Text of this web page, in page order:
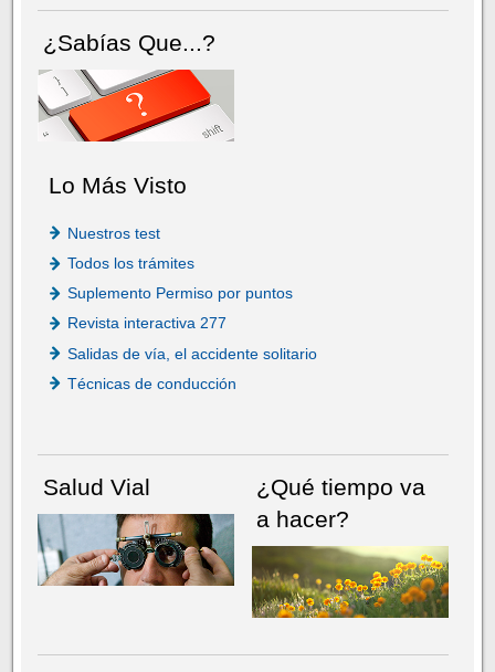
¿Sabías Que...?
Lo Más Visto
Nuestros test
Todos los trámites
Suplemento Permiso por puntos
Revista interactiva 277
Salidas de vía, el accidente solitario
Técnicas de conducción
Salud Vial
¿Qué tiempo va
a hacer?